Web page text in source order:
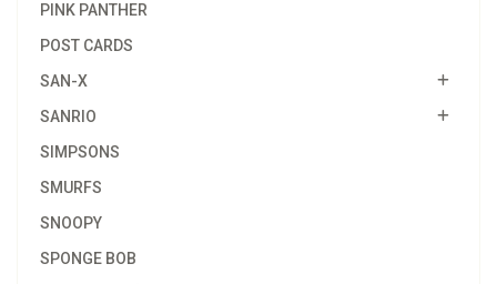
PINK PANTHER
POST CARDS
SAN-X
SANRIO
SIMPSONS
SMURFS
SNOOPY
SPONGE BOB